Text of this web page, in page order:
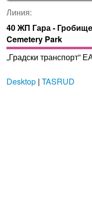
Линия:
40 ЖП Гара -
Cemetery Park
„Градски транспорт”
Desktop| TASRUD